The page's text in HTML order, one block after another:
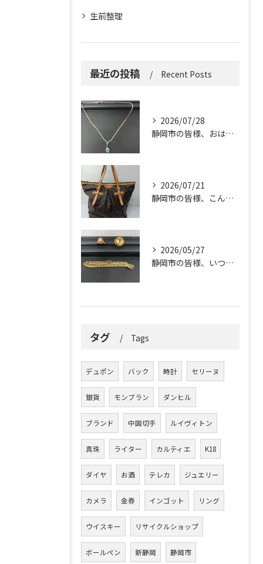
生前整理
最近の投稿 Recent Posts
2026/07/28
静岡市の皆様、おはようございます。
2026/07/21
静岡市の皆様、こんにちは！
2026/05/27
静岡市の皆様、いつも大変お世話になっております。
タグ Tags
デュポン バック 時計 セリーヌ
銀貨 モンブラン ダンヒル
ブランド 中国切手 ルイヴィトン
真珠 ライター カルティエ K18
ダイヤ お酒 テレカ ジュエリー
カメラ 金券 インゴット リング
ウイスキー リサイクルショップ
ボールペン 新静岡 静岡市